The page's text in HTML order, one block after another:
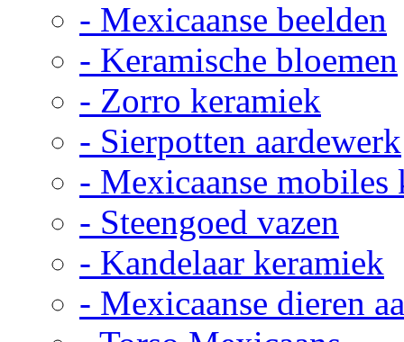
- Mexicaanse beelden
- Keramische bloemen
- Zorro keramiek
- Sierpotten aardewerk
- Mexicaanse mobiles
- Steengoed vazen
- Kandelaar keramiek
- Mexicaanse dieren